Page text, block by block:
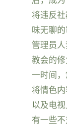
将违反
味无聊
管理员
教会的
一时间，
将情色
以及电
有一些